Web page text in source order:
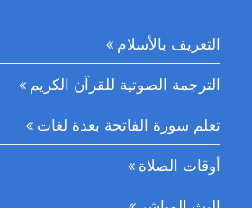
التعريف بالأسلام
الترجمة الصوتية للقرآن الكريم
تعلم سورة الفاتحة بعدة لغات
أوقات الصلاة